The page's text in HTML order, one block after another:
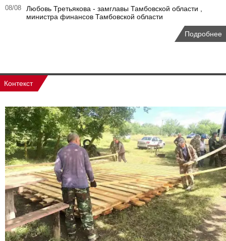
08/08
Любовь Третьякова - замглавы Тамбовской области ,
министра финансов Тамбовской области
Подробнее
Контекст